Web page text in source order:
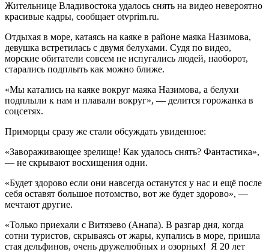
Жительнице Владивостока удалось снять на видео невероятно
красивые кадры, сообщает otvprim.ru.
Отдыхая в море, катаясь на каяке в районе маяка Назимова,
девушка встретилась с двумя белухами. Судя по видео,
морские обитатели совсем не испугались людей, наоборот,
старались подплыть как можно ближе.
«Mы катались на каяке вокруг маяка Назимова, а белухи
подплыли к нам и плавали вокруг», — делится горожанка в
соцсетях.
Приморцы сразу же стали обсуждать увиденное:
«Завораживающее зрелище! Как удалось снять? Фантастика»,
— не скрывают восхищения одни.
«Будет здорово если они навсегда останутся у нас и ещё после
себя оставят большое потомство, вот же будет здорово», —
мечтают другие.
«Только приехали с Витязево (Анапа). В разгар дня, когда
сотни туристов, скрываясь от жары, купались в море, пришла
стая дельфинов, очень дружелюбных и озорных! Я 20 лет